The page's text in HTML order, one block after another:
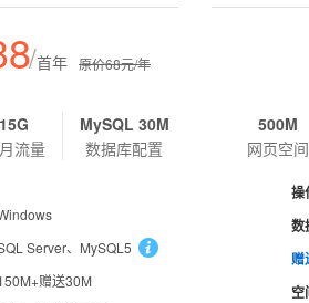
/首年 原价68元/年
15G
流量
MySQL 30M
数据库配置
Server、MySQL5
赠送30M
500M
网页空间
操
数
赠
空